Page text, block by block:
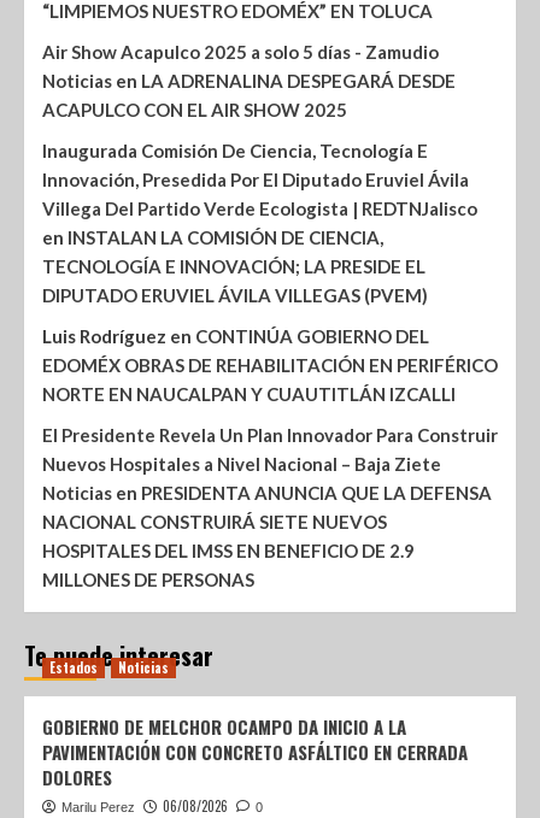
“LIMPIEMOS NUESTRO EDOMÉX” EN TOLUCA
Air Show Acapulco 2025 a solo 5 días - Zamudio
Noticias en LA ADRENALINA DESPEGARÁ DESDE
ACAPULCO CON EL AIR SHOW 2025
Inaugurada Comisión De Ciencia, Tecnología E
Innovación, Presedida Por El Diputado Eruviel Ávila
Villega Del Partido Verde Ecologista | REDTNJalisco
en INSTALAN LA COMISIÓN DE CIENCIA,
TECNOLOGÍA E INNOVACIÓN; LA PRESIDE EL
DIPUTADO ERUVIEL ÁVILA VILLEGAS (PVEM)
Luis Rodríguez en CONTINÚA GOBIERNO DEL
EDOMÉX OBRAS DE REHABILITACIÓN EN PERIFÉRICO
NORTE EN NAUCALPAN Y CUAUTITLÁN IZCALLI
El Presidente Revela Un Plan Innovador Para Construir
Nuevos Hospitales a Nivel Nacional – Baja Ziete
Noticias en PRESIDENTA ANUNCIA QUE LA DEFENSA
NACIONAL CONSTRUIRÁ SIETE NUEVOS
HOSPITALES DEL IMSS EN BENEFICIO DE 2.9
MILLONES DE PERSONAS
Te puede interesar
Estados Noticias
GOBIERNO DE MELCHOR OCAMPO DA INICIO A LA
PAVIMENTACIÓN CON CONCRETO ASFÁLTICO EN CERRADA
DOLORES
Marilu Perez 06/08/2026 0